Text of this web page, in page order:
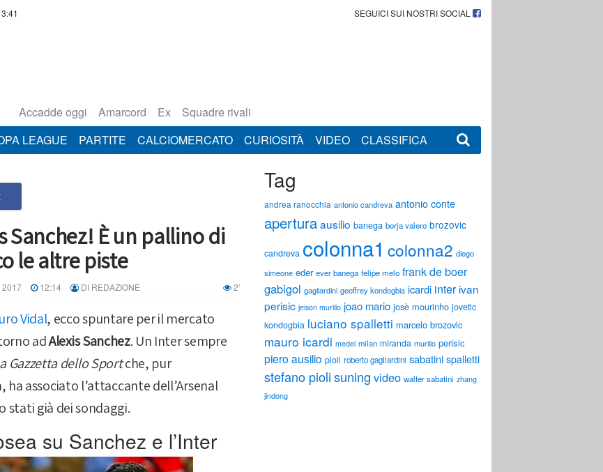
SEGUICI SUI NOSTRI SOCIAL
Accadde oggi Amarcord Ex
Squadre rivali
LEAGUE PARTITE CALCIOMERCATO CURIOSITÀ VIDEO CLASSIFICA
Tag
andrea ranocchia antonio candreva antonio conte
aperturaausilio banega borja valero brozovic
candreva colonna1 colonna2 diego
simeone eder ever banega felipe melo frank de boer
gabigol gagliardini geoffrey kondogbia icardi inter ivan
perisic jeison murillo joao mario josè mourinho jovetic
kondogbia luciano spalletti marcelo brozovic
mauro icardi medel milan miranda murillo perisic
piero ausilio pioli roberto gagliardini sabatini spalletti
stefano piolisuning video walter sabatini zhang
jindong
Sanchez! È un pallino di
le altre piste
2017 12:14 DI REDAZIONE 2'
Vidal, ecco spuntare per il mercato
adAlexis Sanchez. Un Inter sempre
Gazzetta dello Sportche, pur
associato l’attaccante dell’Arsenal
stati già dei sondaggi.
su Sanchez e l’Inter